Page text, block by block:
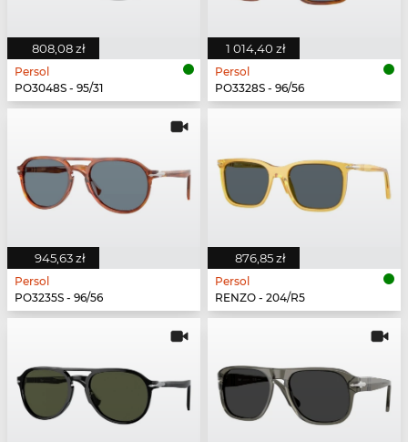
808,08 zł
Persol
PO3048S - 95/31
1 014,40 zł
Persol
PO3328S - 96/56
945,63 zł
Persol
PO3235S - 96/56
876,85 zł
Persol
RENZO - 204/R5